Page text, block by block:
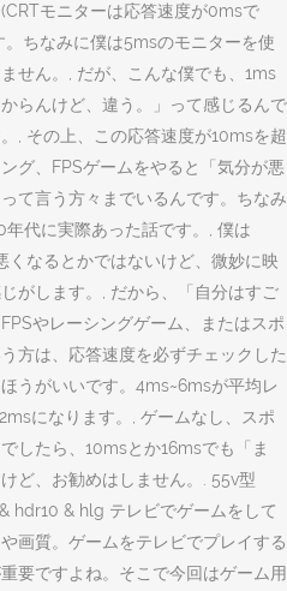
モニターは応答速度が0msで
ちなみに僕は5msのモニターを使
せん。, だが、こんな僕でも、1ms
らんけど、違う。」って感じるんで
, その上、この応答速度が10msを超
グ、FPSゲームをやると「気分が悪
て言う方々までいるんです。ちなみ
代に実際あった話です。, 僕は
なるとかではないけど、微妙に映
がします。, だから、「自分はすご
やレーシングゲーム、またはスポ
方は、応答速度を必ずチェックした
うがいいです。4ms~6msが平均レ
になります。, ゲームなし、スポ
したら、10msとか16msでも「ま
ど、お勧めはしません。. 55v型
hdr10 & hlg テレビでゲームをして
画質。ゲームをテレビでプレイする
要ですよね。そこで今回はゲーム用